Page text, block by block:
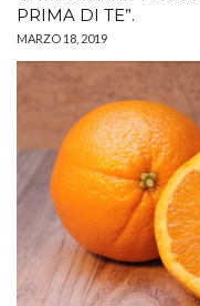
PRIMA DI TE”.
MARZO 18, 2019